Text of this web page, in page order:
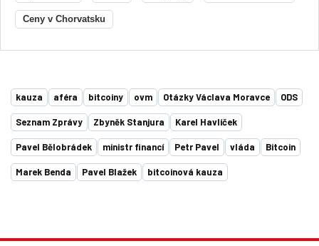
Ceny v Chorvatsku
kauza aféra bitcoiny ovm Otázky Václava Moravce ODS
Seznam Zprávy Zbyněk Stanjura Karel Havlíček
Pavel Bělobrádek ministr financí Petr Pavel vláda Bitcoin
Marek Benda Pavel Blažek bitcoinová kauza